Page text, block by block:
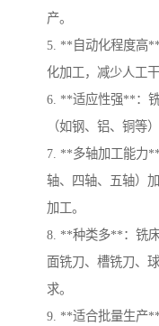
产。
5. **自动化程度高
化加工，减少人工
6. **适应性强**：
（如钢、铝、铜等
7. **多轴加工能力
轴、四轴、五轴）
加工。
8. **种类多**：铣
面铣刀、槽铣刀、
求。
9. **适合批量生产